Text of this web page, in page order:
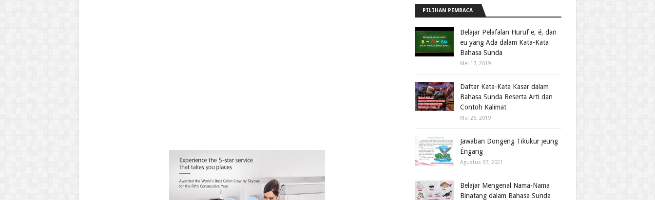
PILIHAN PEMBACA
Belajar Pelafalan Huruf e, é, dan
eu yang Ada dalam Kata-Kata
Bahasa Sunda
Mei 17, 2019
Daftar Kata-Kata Kasar dalam
Bahasa Sunda Beserta Arti dan
Contoh Kalimat
Mei 26, 2019
Jawaban Dongeng Tikukur jeung
Éngang
Agustus 07, 2021
Belajar Mengenal Nama-Nama
Binatang dalam Bahasa Sunda